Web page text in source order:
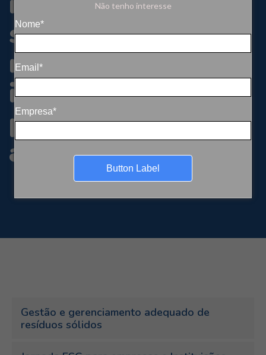
Não tenho interesse
Nome*
Email*
Empresa*
Button Label
subsistência e
relatórios de
impacto das
populações
afetadas
Gestão e gerenciamento adequado de
resíduos sólidos